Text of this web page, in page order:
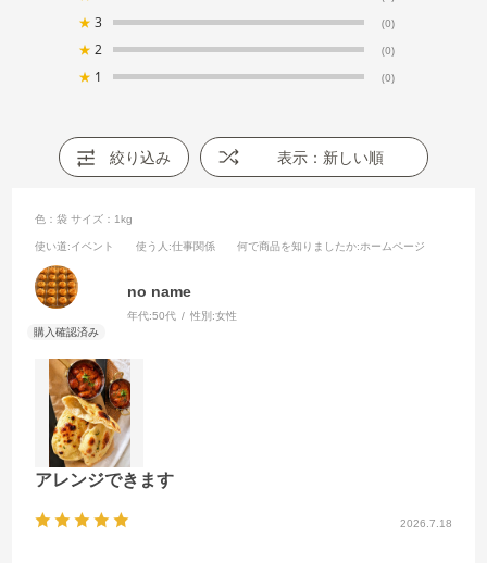
★ 3 (0)
★ 2 (0)
★ 1 (0)
絞り込み 表示：新しい順
2026.7.18
アレンジできます
色：袋 サイズ：1kg
使い道:イベント 使う人 :仕事関係 何で商品を知りましたか:ホームページ
no name
年代:50代 性別:女性